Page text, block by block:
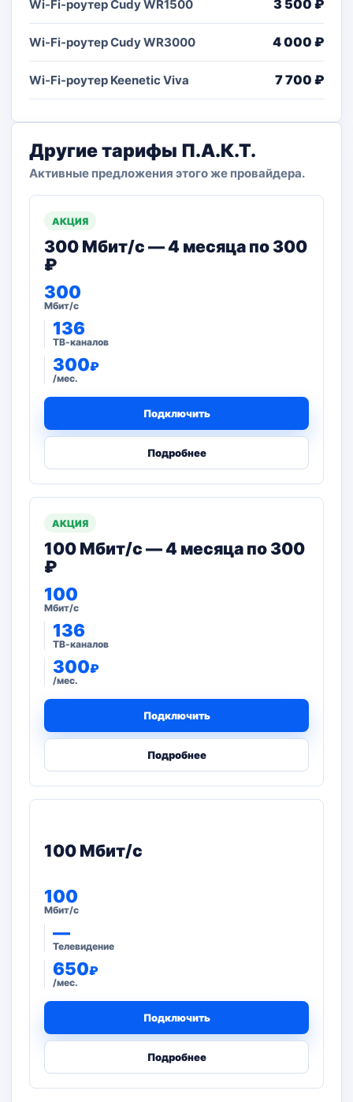
Wi-Fi-роутер Cudy WR1500 3 500 ₽
Wi-Fi-роутер Cudy WR3000 4 000 ₽
Wi-Fi-роутер Keenetic Viva 7 700 ₽
Другие тарифы П.А.К.Т.
Активные предложения этого же провайдера.
АКЦИЯ
300 Мбит/с — 4 месяца по 300
₽
300
Мбит/с
136
ТВ-каналов
300₽
/мес.
Подключить
Подробнее
АКЦИЯ
100 Мбит/с — 4 месяца по 300
₽
100
Мбит/с
136
ТВ-каналов
300₽
/мес.
Подключить
Подробнее
100 Мбит/с
100
Мбит/с
—
Телевидение
650₽
/мес.
Подключить
Подробнее